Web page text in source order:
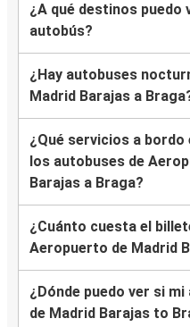
¿A qué destinos puedo
autobús?
¿Hay autobuses
Madrid Barajas a
¿Qué servicios a
los autobuses de
Barajas a Braga?
¿Cuánto cuesta el
Aeropuerto de Madrid
¿Dónde puedo ver si
de Madrid Barajas to